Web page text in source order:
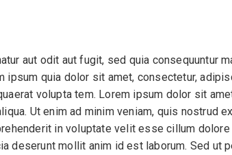
aut odit aut fugit, sed quia consequuntur
quia dolor sit amet, consectetur,
volupta tem. Lorem ipsum dolor sit
Ut enim ad minim veniam, quis nostrud
in voluptate velit esse cillum
deserunt mollit anim id est laborum. Sed ut